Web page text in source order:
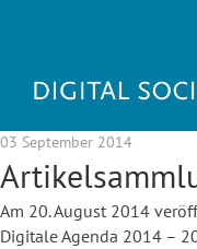
03 September 2014
Am 20. August 2014
Digitale Agenda 2014 –